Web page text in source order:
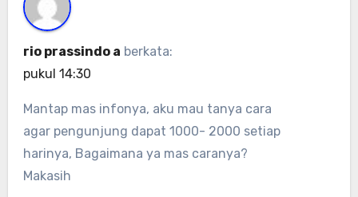
rio prassindo a berkata:
pukul 14:30
Mantap mas infonya, aku mau tanya cara
agar pengunjung dapat 1000- 2000 setiap
harinya, Bagaimana ya mas caranya?
Makasih